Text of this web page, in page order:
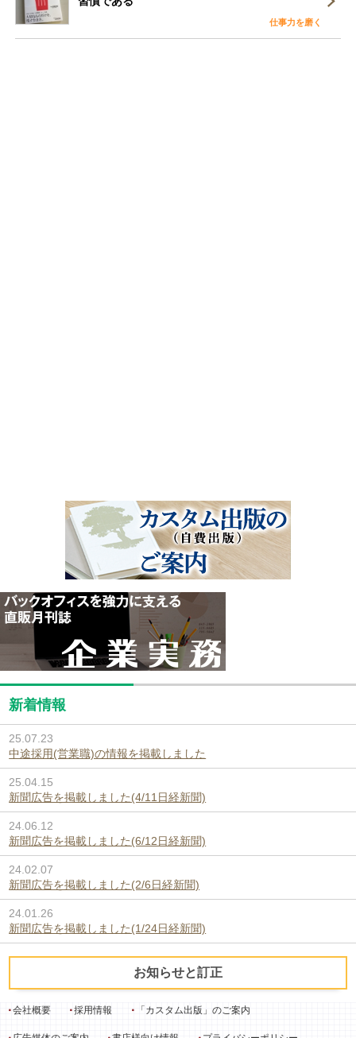
仕事力を磨く
新着情報
25.07.23
中途採用(営業職)の情報を掲載しました
25.04.15
新聞広告を掲載しました(4/11日経新聞)
24.06.12
新聞広告を掲載しました(6/12日経新聞)
24.02.07
新聞広告を掲載しました(2/6日経新聞)
24.01.26
新聞広告を掲載しました(1/24日経新聞)
お知らせと訂正
会社概要 採用情報 「カスタム出版」のご案内